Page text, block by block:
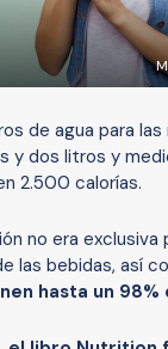
de agua para las
y dos litros y
2.500 calorías.
no era exclusiva
las bebidas, así
hasta un 98%